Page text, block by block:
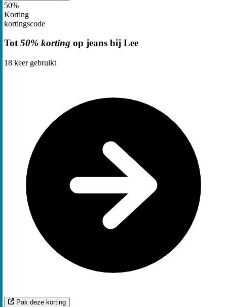
50%
Korting
kortingscode
Tot50% korting op jeans bij Lee
18 keer gebruikt
Pak deze korting